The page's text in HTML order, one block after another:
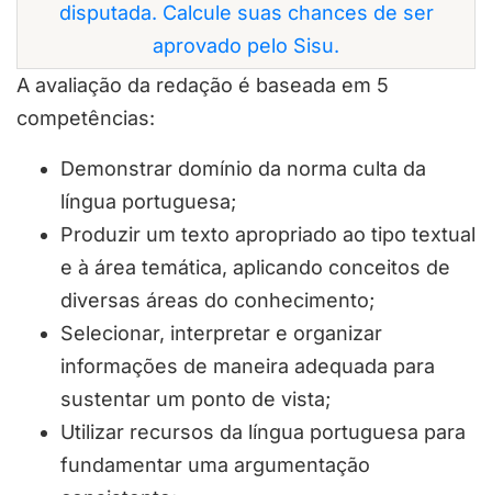
disputada. Calcule suas chances de ser
aprovado pelo Sisu.
A avaliação da redação é baseada em 5
competências:
Demonstrar domínio da norma culta da
língua portuguesa;
Produzir um texto apropriado ao tipo textual
e à área temática, aplicando conceitos de
diversas áreas do conhecimento;
Selecionar, interpretar e organizar
informações de maneira adequada para
sustentar um ponto de vista;
Utilizar recursos da língua portuguesa para
fundamentar uma argumentação